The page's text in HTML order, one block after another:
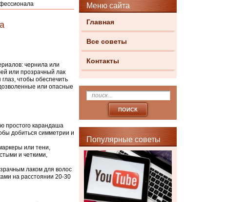
Меню сайта
Главная
Все советы
Контакты
Популярные советы
чернила или
или прозрачный лак
чтобы обеспечить
или опасные
простого карандаша
добиться симметрии и
или тени,
и четкими,
лаком для волос
на расстоянии 20-30